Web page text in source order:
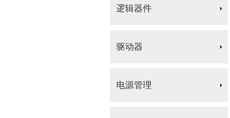
逻辑器件
驱动器
电源管理